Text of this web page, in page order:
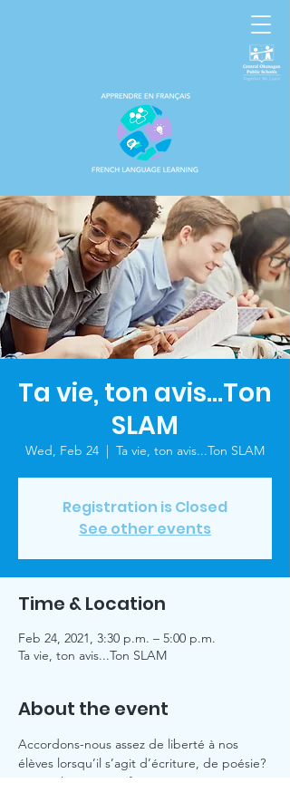
Ta vie, ton avis...Ton
SLAM
Wed, Feb 24
  |
Ta vie, ton avis...Ton SLAM
Registration is Closed
See other events
Time & Location
Feb 24, 2021, 3:30 p.m. – 5:00 p.m.
Ta vie, ton avis...Ton SLAM
About the event
Accordons-nous assez de liberté à nos
élèves lorsqu’il s’agit d’écriture, de poésie?
Cet atelier interactif propose aux